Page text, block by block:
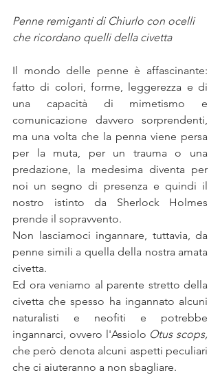
Penne remiganti di Chiurlo con ocelli
che ricordano quelli della civetta
Il mondo delle penne è affascinante:
fatto di colori, forme, leggerezza e di
una capacità di mimetismo e
comunicazione davvero sorprendenti,
ma una volta che la penna viene persa
per la muta, per un trauma o una
predazione, la medesima diventa per
noi un segno di presenza e quindi il
nostro istinto da Sherlock Holmes
prende il sopravvento.
Non lasciamoci ingannare, tuttavia, da
penne simili a quella della nostra amata
civetta.
Ed ora veniamo al parente stretto della
civetta che spesso ha ingannato alcuni
naturalisti e neofiti e potrebbe
ingannarci, ovvero l'Assiolo
che però denota alcuni aspetti peculiari
che ci aiuteranno a non sbagliare.